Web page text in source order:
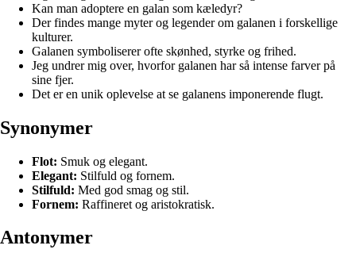
Kan man adoptere en galan som kæledyr?
Der findes mange myter og legender om galanen i forskellige
kulturer.
Galanen symboliserer ofte skønhed, styrke og frihed.
Jeg undrer mig over, hvorfor galanen har så intense farver på
sine fjer.
Det er en unik oplevelse at se galanens imponerende flugt.
Synonymer
Flot: Smuk og elegant.
Elegant: Stilfuld og fornem.
Stilfuld: Med god smag og stil.
Fornem: Raffineret og aristokratisk.
Antonymer